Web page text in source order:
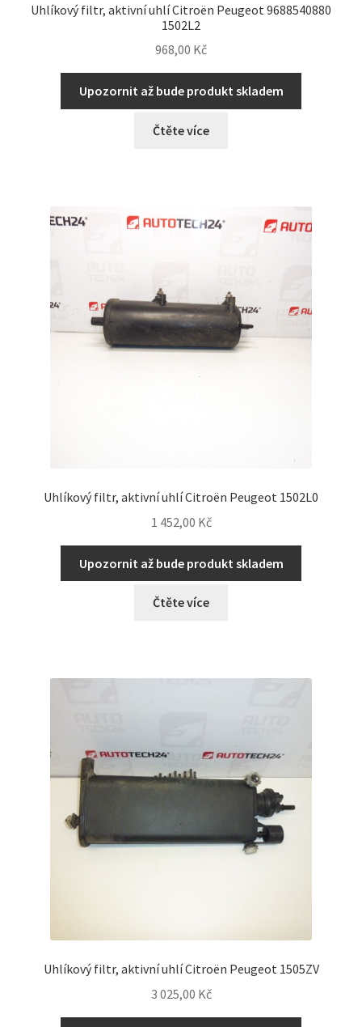
Uhlíkový filtr, aktivní uhlí Citroën Peugeot 9688540880
1502L2
968,00 Kč
Upozornit až bude produkt skladem
Čtěte více
Uhlíkový filtr, aktivní uhlí Citroën Peugeot 1502L0
1 452,00 Kč
Upozornit až bude produkt skladem
Čtěte více
Uhlíkový filtr, aktivní uhlí Citroën Peugeot 1505ZV
3 025,00 Kč